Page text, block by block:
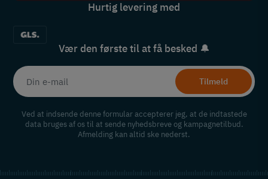
Hurtig levering med
Vær den første til at få besked 🔔
Tilmeld
Ved at indsende denne formular accepterer jeg, at de indtastede
data bruges af os til at sende nyhedsbreve og kampagnetilbud.
Afmelding kan altid ske nederst.